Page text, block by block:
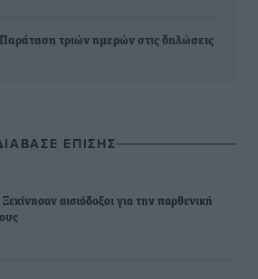
τριών ημερών στις δηλώσεις
ΕΠΙΣΗΣ
αισιόδοξοι για την παρθενική